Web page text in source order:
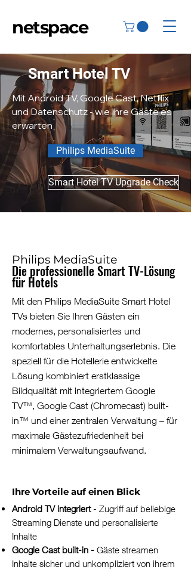
netspace
Smart Hotel TV
Mit Android TV, Google Cast, Netflix
und Datenschutz - wie Ihre Gäste es
erwarten
Philips MediaSuite
Smart Hotel TV Upgrade Check
Philips MediaSuite
Die professionelle Smart TV-Lösung
für Hotels
Mit den Philips MediaSuite Smart Hotel
TVs bieten Sie Ihren Gästen ein
modernes, personalisiertes und
komfortables Unterhaltungserlebnis. Die
speziell für die Hotellerie entwickelte
Lösung kombiniert erstklassige
Bildqualität mit integriertem Google
TV™, Google Cast (Chromecast) built-
in™ und einer zentralen Verwaltung – für
maximale Gästezufriedenheit bei
minimalem Verwaltungsaufwand.
Ihre Vorteile auf einen Blick
Android TV integriert- Zugriff auf beliebige
Streaming Dienste und personalisierte
Inhalte
Google Cast built-in - Gäste streamen
Inhalte sicher und unkompliziert von ihrem